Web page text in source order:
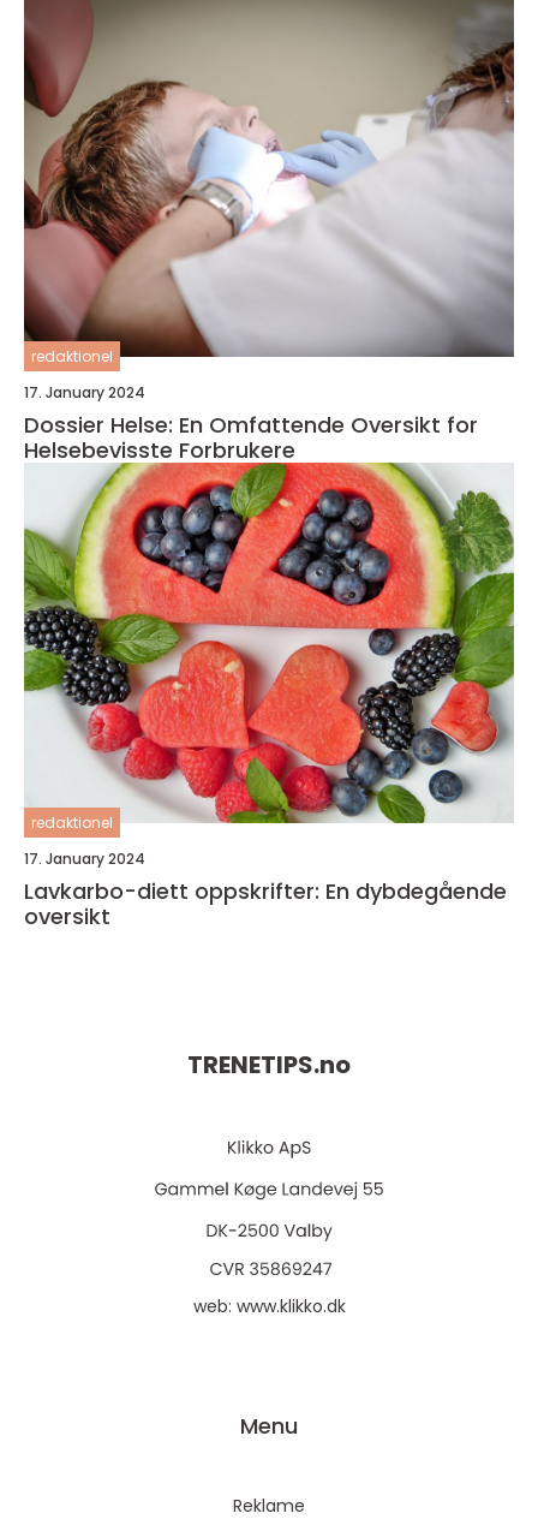
redaktionel
17. January 2024
Dossier Helse: En Omfattende Oversikt for
Helsebevisste Forbrukere
redaktionel
17. January 2024
Lavkarbo-diett oppskrifter: En dybdegående
oversikt
TRENETIPS.no
web: www.klikko.dk
Menu
Reklame